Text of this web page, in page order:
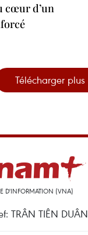
cœur d’un
Télécharger plus
D'INFORMATION (VNA)
TRÂN TIÊN DUÂN